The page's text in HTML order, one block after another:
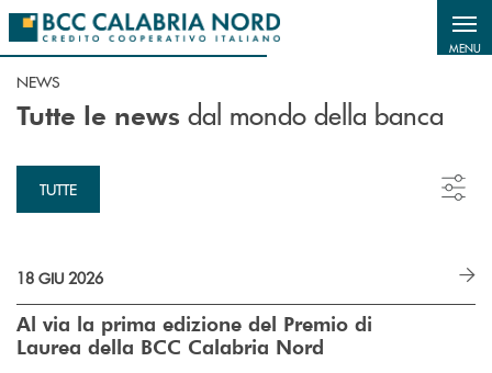
Salta al contenuto principale
MENU
NEWS
Tutte le news dal mondo della banca
TUTTE
18 GIU 2026
Al via la prima edizione del Premio di
Laurea della BCC Calabria Nord